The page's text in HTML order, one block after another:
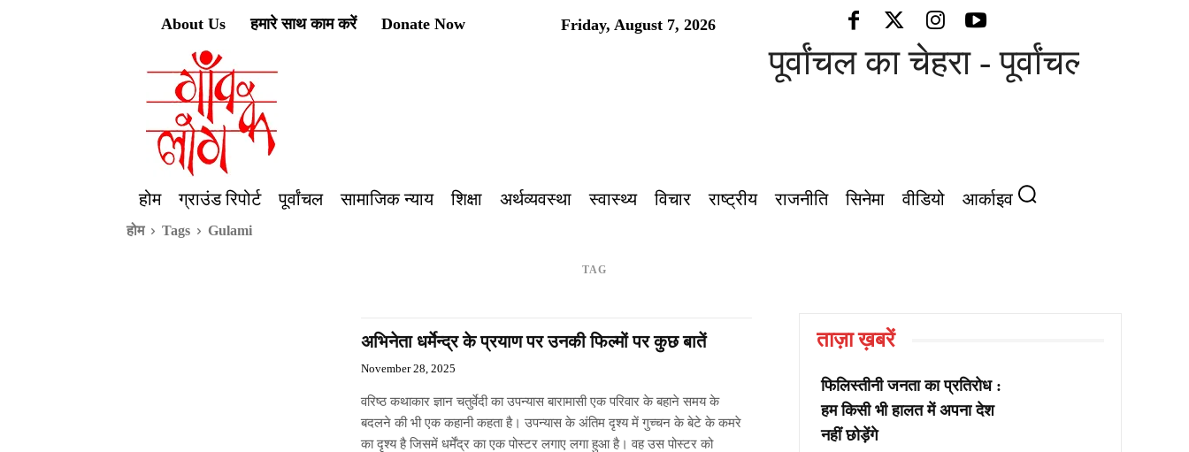
Friday, August 7, 2026
About Us हमारे साथ काम करें Donate Now
पूर्वांचल का चेहरा - पूर्वांचल की
होम ग्राउंड रिपोर्ट पूर्वांचल सामाजिक न्याय शिक्षा अर्थव्यवस्था स्वास्थ्य विचार राष्ट्रीय राजनीति सिनेमा वीडियो आर्काइव
होम Tags Gulami
TAG
अभिनेता धर्मेन्द्र के प्रयाण पर उनकी फिल्मों पर कुछ बातें
November 28, 2025
वरिष्ठ कथाकार ज्ञान चतुर्वेदी का उपन्यास बारामासी एक परिवार के बहाने समय के
बदलने की भी एक कहानी कहता है। उपन्यास के अंतिम दृश्य में गुच्चन के बेटे के कमरे
का दृश्य है जिसमें धर्मेंद्र का एक पोस्टर लगाए लगा हुआ है। वह उस पोस्टर को
ताज़ा ख़बरें
फिलिस्तीनी जनता का प्रतिरोध :
हम किसी भी हालत में अपना देश
नहीं छोड़ेंगे